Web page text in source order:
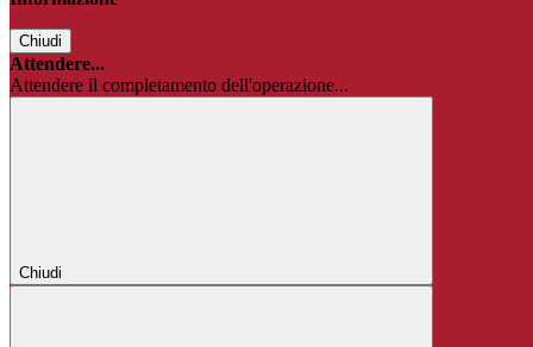
Chiudi
Attendere...
Attendere il completamento dell'operazione...
Chiudi